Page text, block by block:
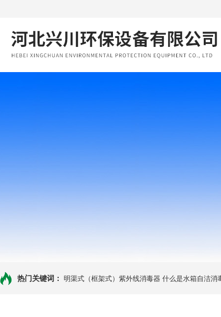
热门关键词： 明渠式（框架式）紫外线消毒器 什么是水箱自洁消